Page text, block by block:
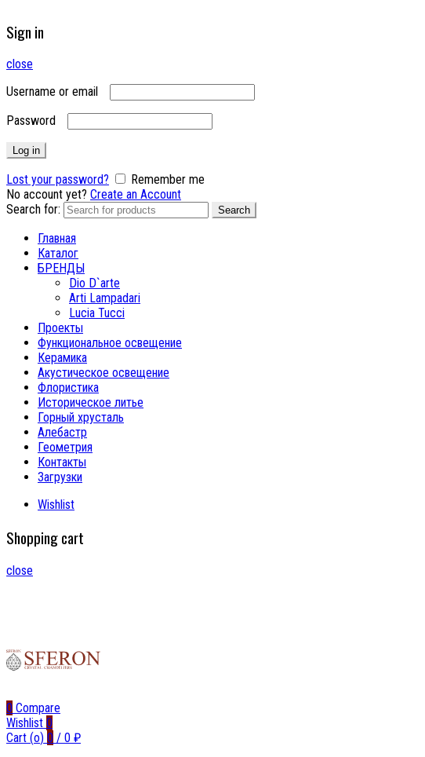
Sign in
close
Username or email
Password
Log in
Lost your password?
Remember me
No account yet? Create an Account
Search for:
Search
Главная
Каталог
БРЕНДЫ
Dio D`arte
Arti Lampadari
Lucia Tucci
Проекты
Функциональное освещение
Керамика
Акустическое освещение
Флористика
Историческое литье
Горный хрусталь
Алебастр
Геометрия
Контакты
Загрузки
Wishlist
Shopping cart
close
0 Compare
Wishlist 0
Cart (o) 0 / 0 ₽